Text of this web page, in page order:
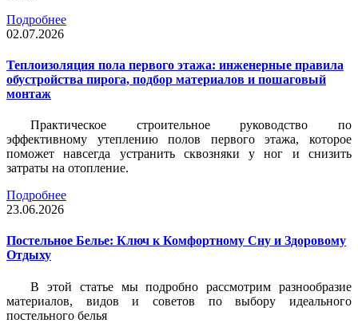
Подробнее
02.07.2026
Теплоизоляция пола первого этажа: инженерные правила
обустройства пирога, подбор материалов и пошаговый
монтаж
Практическое строительное руководство по
эффективному утеплению полов первого этажа, которое
поможет навсегда устранить сквозняки у ног и снизить
затраты на отопление.
Подробнее
23.06.2026
Постельное Белье: Ключ к Комфортному Сну и Здоровому
Отдыху
В этой статье мы подробно рассмотрим разнообразие
материалов, видов и советов по выбору идеального
постельного белья